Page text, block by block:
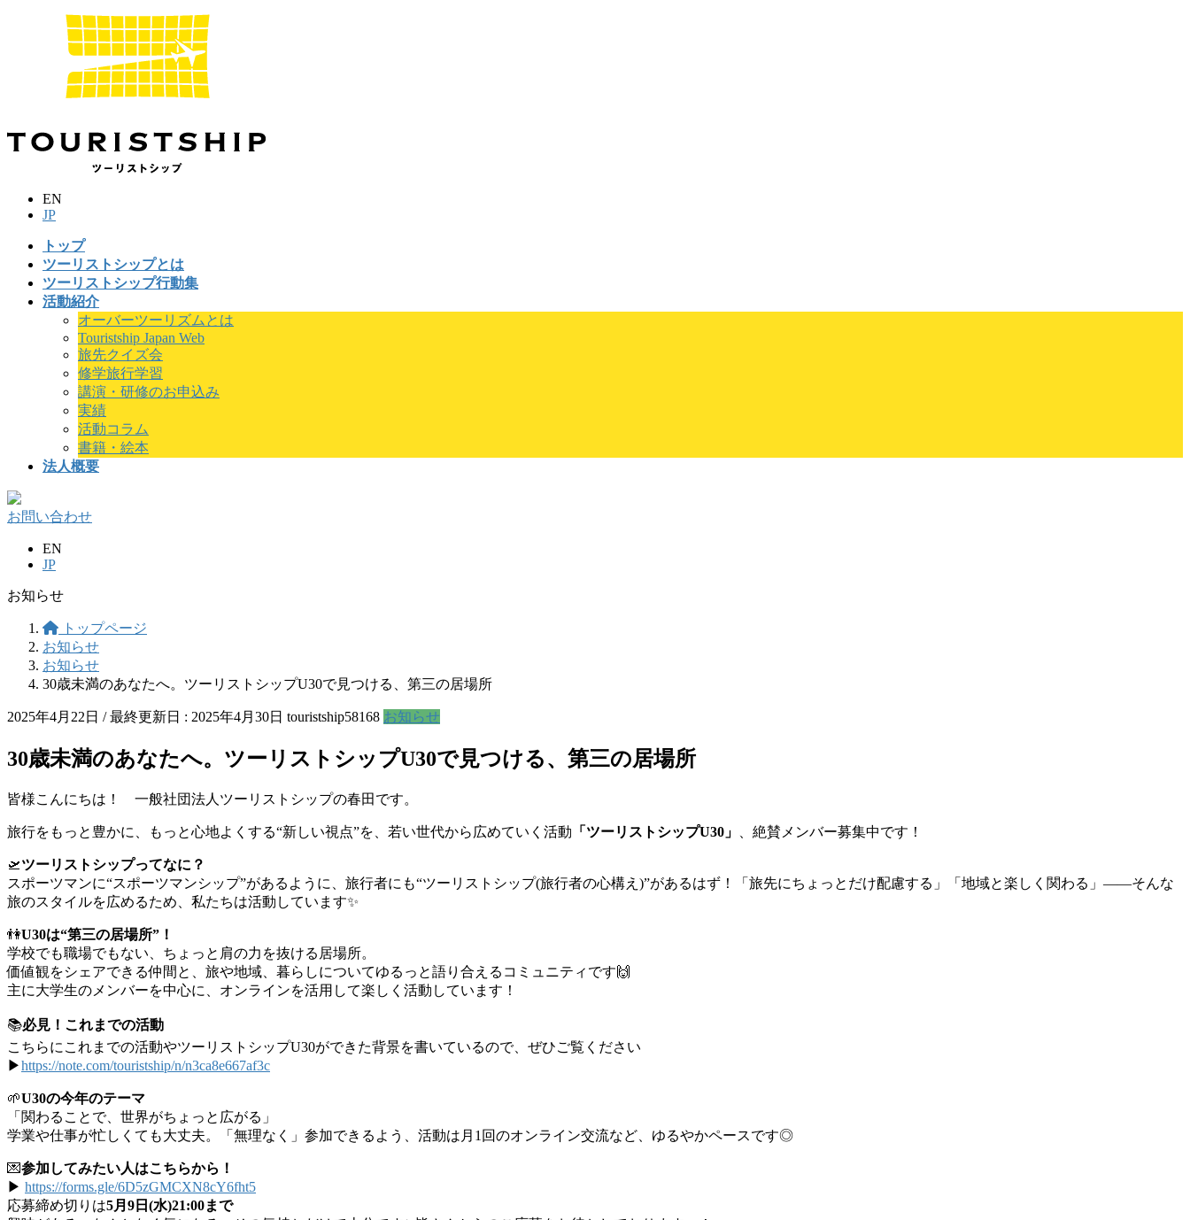
移
動
ン
に
EN
JP
トップ
ツーリストシップとは
ツーリストシップ行動集
活動紹介
オーバーツーリズムとは
Touristship Japan Web
旅先クイズ会
修学旅行学習
講演・研修のお申込み
実績
活動コラム
書籍・絵本
法人概要
お問い合わせ
EN
JP
お知らせ
トップページ
お知らせ
お知らせ
30歳未満のあなたへ。ツーリストシップU30で見つける、第三の居場所
2025年4月22日 / 最終更新日 : 2025年4月30日 touristship58168 お知らせ
30歳未満のあなたへ。ツーリストシップU30で見つける、第三の居場所
皆様こんにちは！ 一般社団法人ツーリストシップの春田です。
旅行をもっと豊かに、もっと心地よくする“新しい視点”を、若い世代から広めていく活動 「ツーリストシップU30」 、絶賛メンバー募集中です！
🛫ツーリストシップってなに？
スポーツマンに“スポーツマンシップ”があるように、旅行者にも“ツーリストシップ(旅行者の心構え)”があるはず！「旅先にちょっとだけ配慮する」「地域と楽しく関わる」——そんな
旅のスタイルを広めるため、私たちは活動しています✨
👫U30は“第三の居場所”！
学校でも職場でもない、ちょっと肩の力を抜ける居場所。
価値観をシェアできる仲間と、旅や地域、暮らしについてゆるっと語り合えるコミュニティです🙌
主に大学生のメンバーを中心に、オンラインを活用して楽しく活動しています！
📚必見！これまでの活動
こちらにこれまでの活動やツーリストシップU30ができた背景を書いているので、ぜひご覧ください
▶https://note.com/touristship/n/n3ca8e667af3c
🌱U30の今年のテーマ
「関わることで、世界がちょっと広がる」
学業や仕事が忙しくても大丈夫。「無理なく」参加できるよう、活動は月1回のオンライン交流など、ゆるやかペースです◎
💌参加してみたい人はこちらから！
▶︎ https://forms.gle/6D5zGMCXN8cY6fht5
応募締め切りは5月9日(水)21:00まで